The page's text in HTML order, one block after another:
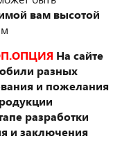
вам высотой
На сайте
разных
и пожелания
разработки
и заключения